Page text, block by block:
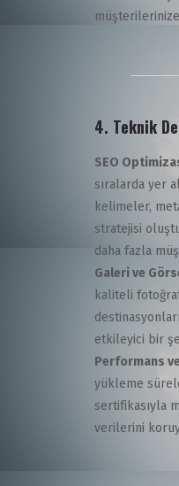
4. Teknik
SEO
sıralarda yer
kelimeler,
stratejisi
daha fazla
Galeri ve
kaliteli
etkileyici bir
Performans
yükleme
sertifikasıyla
verilerini